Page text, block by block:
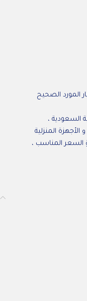
المورد الصحيح
العربية السعودية ،
المنزلية
السعر المناسب ،